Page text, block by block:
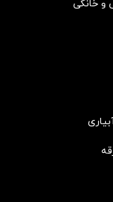
و خانگی